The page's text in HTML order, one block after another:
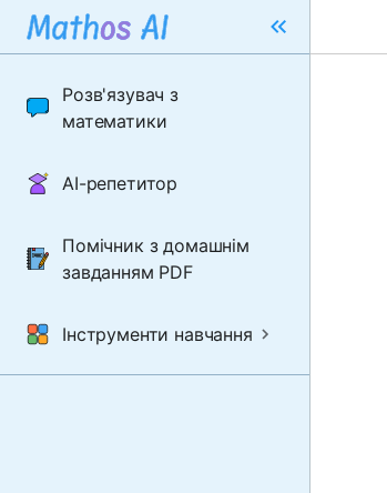
Розв'язувач з
математики
AI-репетитор
Помічник з домашнім
завданням PDF
Інструменти навчання